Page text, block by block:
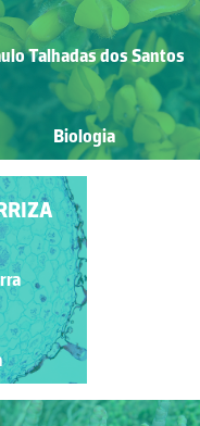
Talhadas dos Santos
Biologia
Santos